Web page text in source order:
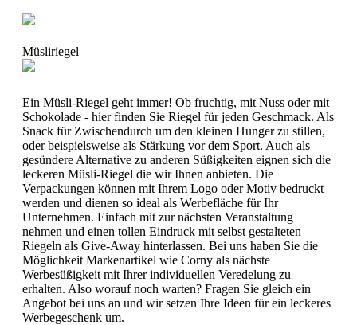
Müsliriegel
Ein Müsli-Riegel geht immer! Ob fruchtig, mit Nuss oder mit
Schokolade - hier finden Sie Riegel für jeden Geschmack. Als
Snack für Zwischendurch um den kleinen Hunger zu stillen,
oder beispielsweise als Stärkung vor dem Sport. Auch als
gesündere Alternative zu anderen Süßigkeiten eignen sich die
leckeren Müsli-Riegel die wir Ihnen anbieten. Die
Verpackungen können mit Ihrem Logo oder Motiv bedruckt
werden und dienen so ideal als Werbefläche für Ihr
Unternehmen. Einfach mit zur nächsten Veranstaltung
nehmen und einen tollen Eindruck mit selbst gestalteten
Riegeln als Give-Away hinterlassen. Bei uns haben Sie die
Möglichkeit Markenartikel wie Corny als nächste
Werbesüßigkeit mit Ihrer individuellen Veredelung zu
erhalten. Also worauf noch warten? Fragen Sie gleich ein
Angebot bei uns an und wir setzen Ihre Ideen für ein leckeres
Werbegeschenk um.